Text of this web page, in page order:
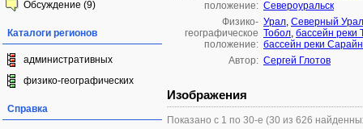
Обсуждение (9)
Каталоги регионов
административных
физико-географических
Справка
положение: Североуральск
Физико-
географическое
положение:
Урал, Северный Урал
Тобол, бассейн реки
бассейн реки
Автор: Сергей Глотов
Изображения
Показано с 1 по 30-е (30 из 626